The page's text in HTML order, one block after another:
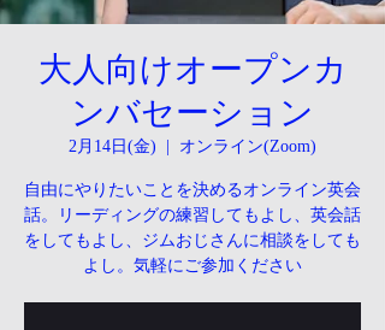
大人向けオープンカ
ンバセーション
2月14日(金) オンライン(Zoom)
自由にやりたいことを決めるオンライン英会
話。リーディングの練習してもよし、英会話
をしてもよし、ジムおじさんに相談をしても
よし。気軽にご参加ください